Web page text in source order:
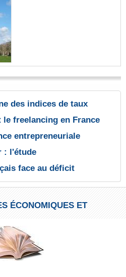
des indices de taux
freelancing en France
entrepreneuriale
: l'étude
face au déficit
ÉCONOMIQUES ET